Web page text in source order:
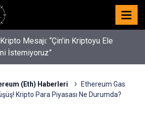
Mesajı: “Çin'in Kriptoyu Ele
İstemiyoruz”
(Eth) Haberleri
Ethereum Gas
Kripto Para Piyasası Ne Durumda?